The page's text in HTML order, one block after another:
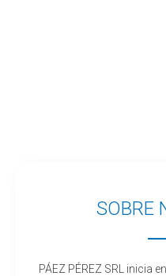
SOBRE
PÁEZ PÉREZ SRL inicia